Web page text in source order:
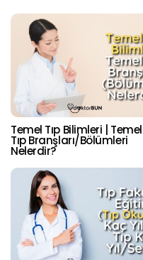
Temel Tıp Bilimleri | Temel
Tıp Branşları/Bölümleri
Nelerdir?